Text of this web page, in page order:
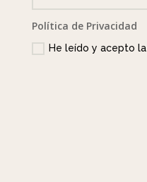
Política de Privacidad
He leído y acepto la